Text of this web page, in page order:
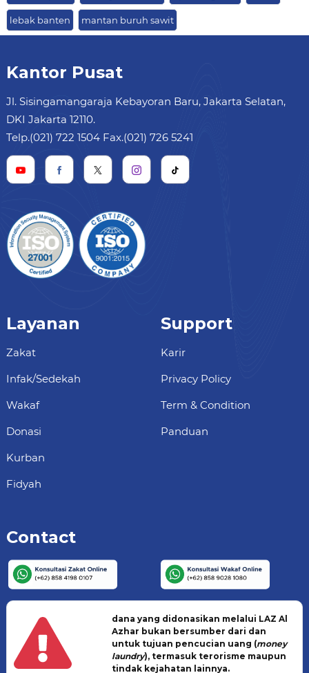
lebak banten mantan buruh sawit
Kantor Pusat
Jl. Sisingamangaraja Kebayoran Baru, Jakarta Selatan,
DKI Jakarta 12110.
Telp.(021) 722 1504 Fax.(021) 726 5241
Layanan
Zakat
Infak/Sedekah
Wakaf
Donasi
Kurban
Fidyah
Support
Karir
Privacy Policy
Term & Condition
Panduan
Contact
dana yang didonasikan melalui LAZ Al
Azhar bukan bersumber dari dan
untuk tujuan pencucian uang (money
laundry), termasuk terorisme maupun
tindak kejahatan lainnya.